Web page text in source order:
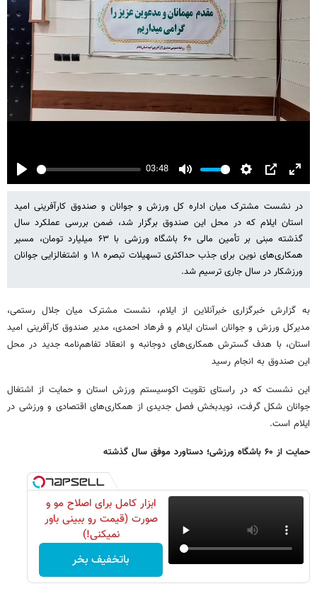
Play
03:48
Mute
Settings
PIP
Enter
در نشست مشترک میان اداره کل ورزش و جوانان و صندوق کارآفرینی امید
استان ایلام که در محل این صندوق برگزار شد، ضمن بررسی عملکرد سال
گذشته مبنی بر تأمین مالی ۶۰ باشگاه ورزشی با ۶۳ میلیارد تومان، مسیر
همکاری‌های نوین برای جذب حداکثری تسهیلات تبصره ۱۸ و اشتغالزایی جوانان
ورزشکار در سال جاری ترسیم شد.
به گزارش خبرگزاری خبرآنلاین از ایلام، نشست مشترک میان جلال رستمی،
مدیرکل ورزش و جوانان استان ایلام و فرهاد احمدی، مدیر صندوق کارآفرینی امید
استان، با هدف گسترش همکاری‌های دوجانبه و انعقاد تفاهم‌نامه جدید در محل
این صندوق به انجام رسید
این نشست که در راستای تقویت اکوسیستم ورزش استان و حمایت از اشتغال
جوانان شکل گرفت، نویدبخش فصل جدیدی از همکاری‌های اقتصادی و ورزشی در
ایلام است.
حمایت از ۶۰ باشگاه ورزشی؛ دستاورد موفق سال گذشته
ابزار کامل برای اصلاح مو و
صورت (قیمت رو ببینی باور
نمیکنی!)
باتخفیف بخر